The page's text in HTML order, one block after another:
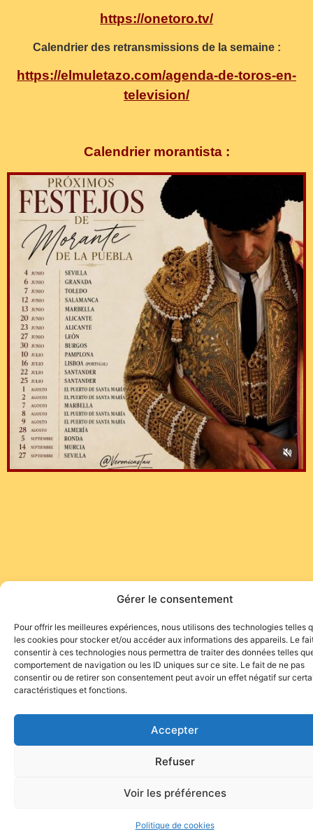
Gérer le consentement
Pour offrir les meilleures expériences, nous utilisons des technologies telles
les cookies pour stocker et/ou accéder aux informations des appareils. Le
consentir à ces technologies nous permettra de traiter des données telles
comportement de navigation ou les ID uniques sur ce site. Le fait de ne pas
consentir ou de retirer son consentement peut avoir un effet négatif sur
caractéristiques et fonctions.
Accepter
Refuser
Voir les préférences
Politique de cookies
https://onetoro.tv/
Calendrier des retransmissions de la semaine :
https://elmuletazo.com/agenda-de-toros-en-
television/
Calendrier morantista :
Site de l'association TOROFIESTA